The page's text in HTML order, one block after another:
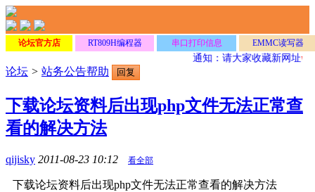
论坛官方店 RT809H编程器 串口打印信息 EMMC读写器
通知：请大家收藏新网址
论坛 > 站务公告帮助 回复
下载论坛资料后出现php文件无法正常查
看的解决方法
qijisky 2011-08-23 10:12 看全部
下载论坛资料后出现php文件无法正常查看的解决方法